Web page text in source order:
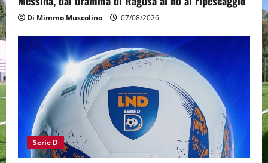
Di Mimmo Muscolino 07/08/2026
Serie D